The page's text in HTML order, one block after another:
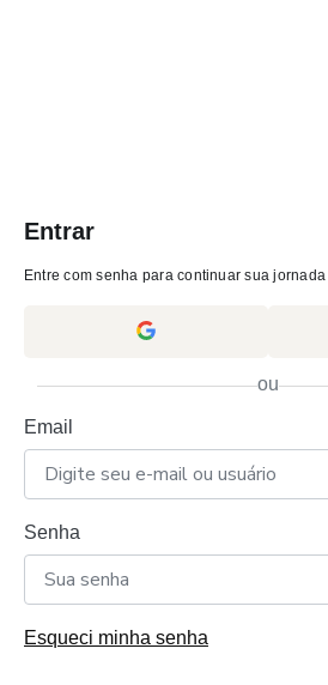
Entrar
Entre com senha para continuar sua jornada
ou
Email
Senha
Esqueci minha senha